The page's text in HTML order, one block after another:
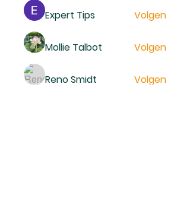
Expert Tips
Volgen
Mollie Talbot Volgen
Reno Smidt Volgen